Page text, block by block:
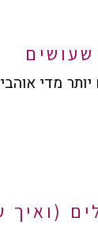
מדי
(ואיך